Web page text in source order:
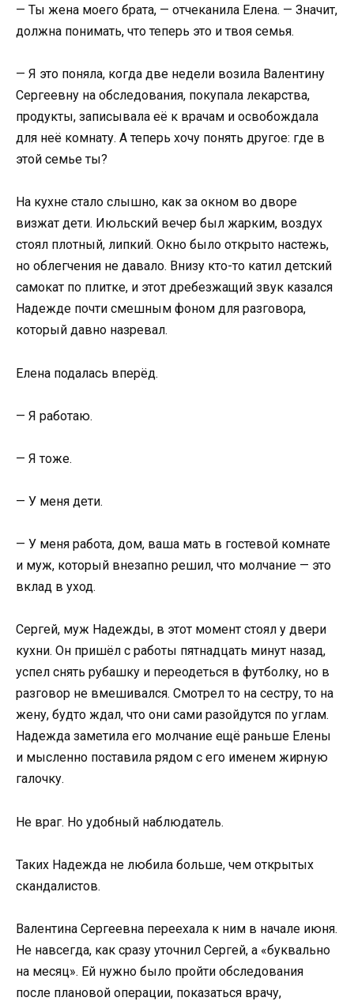
— Ты жена моего брата, — отчеканила Елена. — Значит,
должна понимать, что теперь это и твоя семья.
— Я это поняла, когда две недели возила Валентину
Сергеевну на обследования, покупала лекарства,
продукты, записывала её к врачам и освобождала
для неё комнату. А теперь хочу понять другое: где в
этой семье ты?
На кухне стало слышно, как за окном во дворе
визжат дети. Июльский вечер был жарким, воздух
стоял плотный, липкий. Окно было открыто настежь,
но облегчения не давало. Внизу кто-то катил детский
самокат по плитке, и этот дребезжащий звук казался
Надежде почти смешным фоном для разговора,
который давно назревал.
Елена подалась вперёд.
— Я работаю.
— Я тоже.
— У меня дети.
— У меня работа, дом, ваша мать в гостевой комнате
и муж, который внезапно решил, что молчание — это
вклад в уход.
Сергей, муж Надежды, в этот момент стоял у двери
кухни. Он пришёл с работы пятнадцать минут назад,
успел снять рубашку и переодеться в футболку, но в
разговор не вмешивался. Смотрел то на сестру, то на
жену, будто ждал, что они сами разойдутся по углам.
Надежда заметила его молчание ещё раньше Елены
и мысленно поставила рядом с его именем жирную
галочку.
Не враг. Но удобный наблюдатель.
Таких Надежда не любила больше, чем открытых
скандалистов.
Валентина Сергеевна переехала к ним в начале июня.
Не навсегда, как сразу уточнил Сергей, а «буквально
на месяц». Ей нужно было пройти обследования
после плановой операции, показаться врачу,